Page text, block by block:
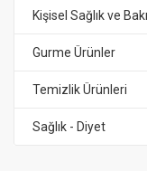
Kişisel Sağlık ve
Gurme Ürünler
Temizlik Ürünleri
Sağlık - Diyet